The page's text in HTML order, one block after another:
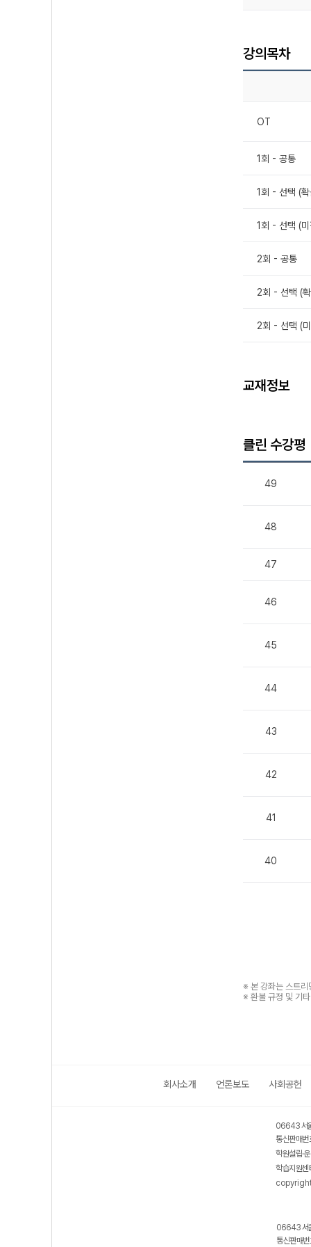
강의목차
OT
1회 - 공통
1회 - 선택 (
1회 - 선택 (
2회 - 공통
2회 - 선택 (
2회 - 선택 (
교재정보
클린 수강평
49
48
47
46
45
44
43
42
41
40
※ 본 강좌는 스트리
※ 환불 규정 및 기
회사소개 언론보도 사회공헌
06643 서
통신판매
학원설립·
학습지원
06643 서
통신판매